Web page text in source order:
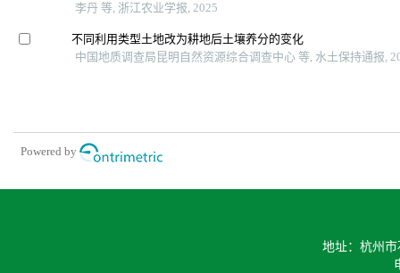
李丹 等, 浙江农业学报, 2025
不同利用类型土地改为耕地后土壤养分的变化
中国地质调查局昆明自然资源综合调查中心 等, 水土保持通报,
Powered by
地址：杭州